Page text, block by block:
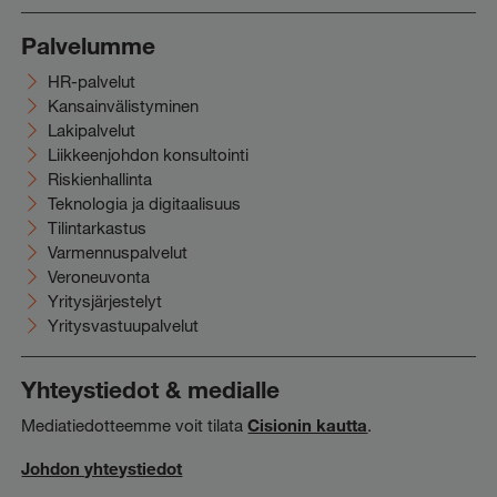
Palvelumme
HR-palvelut
Kansainvälistyminen
Lakipalvelut
Liikkeenjohdon konsultointi
Riskienhallinta
Teknologia ja digitaalisuus
Tilintarkastus
Varmennuspalvelut
Veroneuvonta
Yritysjärjestelyt
Yritysvastuupalvelut
Yhteystiedot & medialle
Mediatiedotteemme voit tilataCisionin kautta.
Johdon yhteystiedot